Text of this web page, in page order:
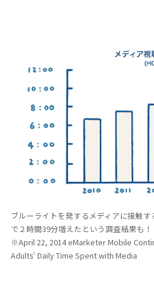
ブルーライトを発するメディアに接触
で２時間39分増えたという調査結果も！
※April 22, 2014 eMarketer Mobile
Adults' Daily Time Spent with Media